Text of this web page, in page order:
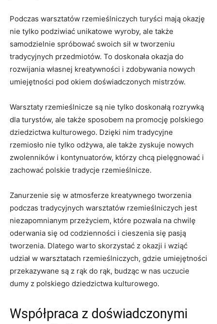
Podczas warsztatów rzemieślniczych turyści mają okazję
nie tylko podziwiać unikatowe wyroby, ale także
‍samodzielnie spróbować ‌swoich sił w tworzeniu
tradycyjnych przedmiotów. To doskonała okazja do‌
rozwijania własnej kreatywności i zdobywania nowych
umiejętności pod okiem doświadczonych mistrzów.
Warsztaty rzemieślnicze są​ nie tylko doskonałą rozrywką
dla⁣ turystów,⁢ ale ⁤także sposobem na promocję polskiego
dziedzictwa kulturowego. Dzięki nim tradycyjne
rzemiosło nie tylko odżywa, ale także zyskuje nowych
zwolenników i kontynuatorów, którzy chcą pielęgnować i
zachować​ polskie tradycje​ rzemieślnicze.
Zanurzenie się w atmosferze kreatywnego tworzenia
podczas tradycyjnych warsztatów rzemieślniczych jest
‌niezapomnianym przeżyciem, które pozwala na chwilę
oderwania się od codzienności​ i cieszenia się pasją
tworzenia.⁤ Dlatego warto skorzystać z okazji i wziąć
udział w warsztatach rzemieślniczych, gdzie umiejętności
‌przekazywane są z rąk do rąk, budząc w nas uczucie
dumy z polskiego dziedzictwa kulturowego.
Współpraca z doświadczonymi ​